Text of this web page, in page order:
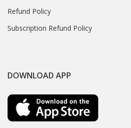
Refund Policy
Subscription Refund Policy
DOWNLOAD APP